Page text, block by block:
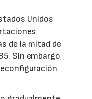
Unidos
de la mitad de
Sin embargo,